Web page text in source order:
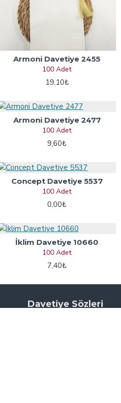
Armoni Davetiye 2455
100 Adet
19,10₺
Armoni Davetiye 2477
100 Adet
9,60₺
Concept Davetiye 5537
100 Adet
0,00₺
İklim Davetiye 10660
100 Adet
7,40₺
Davetiye Sözleri